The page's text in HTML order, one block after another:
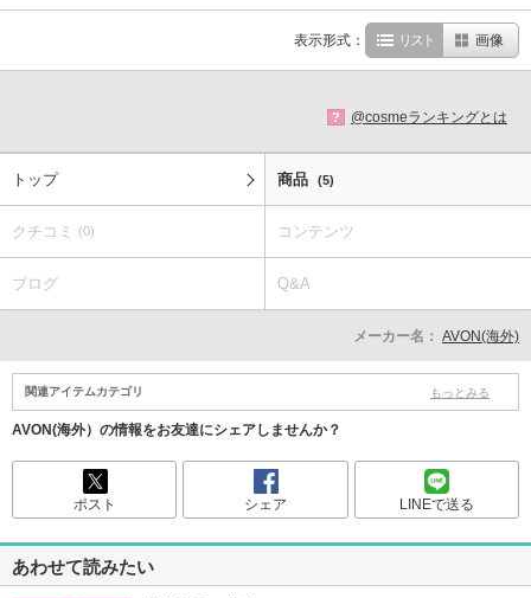
表示形式： リスト 画像
? @cosmeランキングとは
トップ 商品 (5)
クチコミ (0) コンテンツ
ブログ Q&A
メーカー名： AVON(海外)
関連アイテムカテゴリ もっとみる
AVON(海外）の情報をお友達にシェアしませんか？
ポスト シェア LINEで送る
あわせて読みたい